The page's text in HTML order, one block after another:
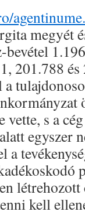
megyét
bevétel
201.788
s a
egyszer
a
létrehozott
kell